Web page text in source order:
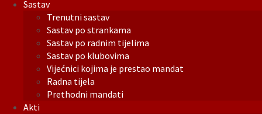
Sastav
Trenutni sastav
Sastav po strankama
Sastav po radnim tijelima
Sastav po klubovima
Vijećnici kojima je prestao mandat
Radna tijela
Prethodni mandati
Akti